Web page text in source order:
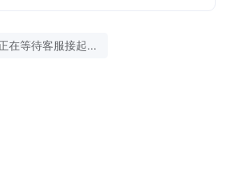
在等待客服接起...